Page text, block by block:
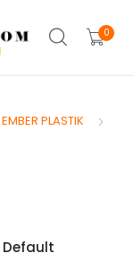
0
EMBER PLASTIK